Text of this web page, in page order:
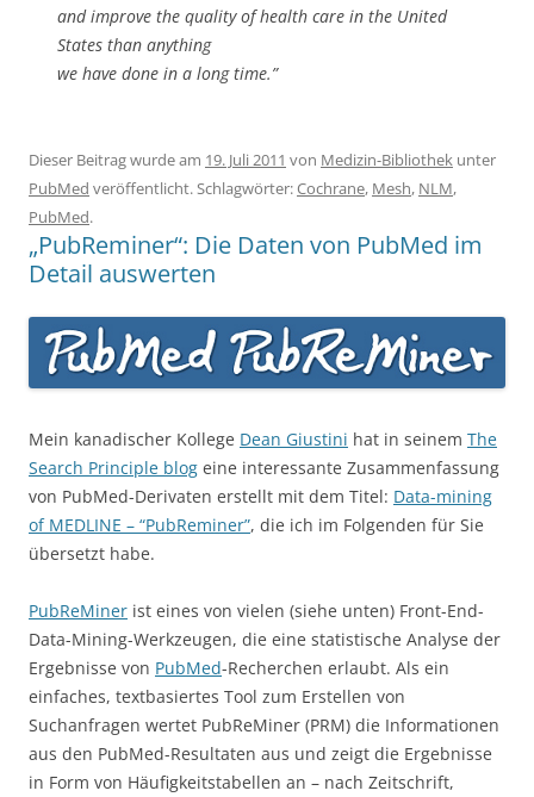
and improve the quality of health care in the United
States than anything
we have done in a long time.”
Dieser Beitrag wurde am 19. Juli 2011 von Medizin-Bibliothek unter
PubMed veröffentlicht. Schlagwörter:Cochrane, Mesh, NLM,
PubMed.
„PubReminer“: Die Daten von PubMed im
Detail auswerten
Mein kanadischer Kollege Dean Giustini hat in seinem The
Search Principle blog eine interessante Zusammenfassung
von PubMed-Derivaten erstellt mit dem Titel: Data-mining
of MEDLINE – “PubReminer”, die ich im Folgenden für Sie
übersetzt habe.
PubReMiner ist eines von vielen (siehe unten) Front-End-
Data-Mining-Werkzeugen, die eine statistische Analyse der
Ergebnisse von PubMed-Recherchen erlaubt. Als ein
einfaches, textbasiertes Tool zum Erstellen von
Suchanfragen wertet PubReMiner (PRM) die Informationen
aus den PubMed-Resultaten aus und zeigt die Ergebnisse
in Form von Häufigkeitstabellen an – nach Zeitschrift,